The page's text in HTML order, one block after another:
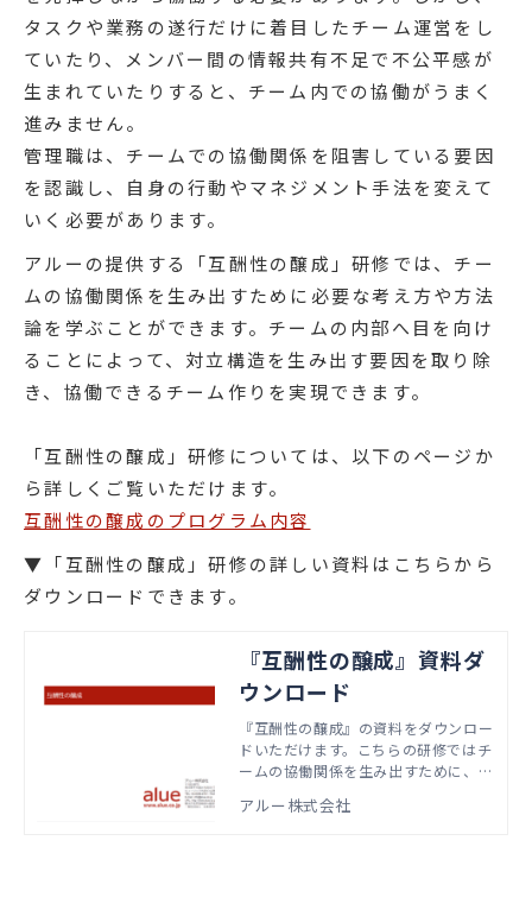
タスクや業務の遂行だけに着目したチーム運営をし
ていたり、メンバー間の情報共有不足で不公平感が
生まれていたりすると、チーム内での協働がうまく
進みません。
管理職は、チームでの協働関係を阻害している要因
を認識し、自身の行動やマネジメント手法を変えて
いく必要があります。
アルーの提供する「互酬性の醸成」研修では、チー
ムの協働関係を生み出すために必要な考え方や方法
論を学ぶことができます。チームの内部へ目を向け
ることによって、対立構造を生み出す要因を取り除
き、協働できるチーム作りを実現できます。
「互酬性の醸成」研修については、以下のページか
ら詳しくご覧いただけます。
互酬性の醸成のプログラム内容
▼「互酬性の醸成」研修の詳しい資料はこちらから
ダウンロードできます。
『互酬性の醸成』資料ダ
ウンロード
『互酬性の醸成』の資料をダウンロー
ドいただけます。こちらの研修ではチ
ームの協働関係を生み出すために、マ
目を向け、施策を実施していくための
アルー株式会社